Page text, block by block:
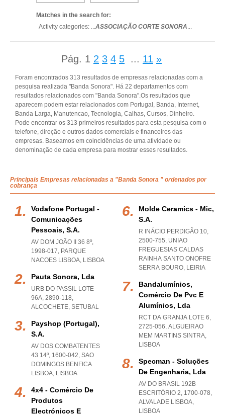
Matches in the search for:
Activity categories: ...ASSOCIAÇÃO CORTE SONORA...
Pág. 1 2 3 4 5 ... 11 »
Foram encontrados 313 resultados de empresas relacionadas com a
pesquisa realizada "Banda Sonora". Há 22 departamentos com
resultados relacionados com "Banda Sonora".Os resultados que
aparecem podem estar relacionados com Portugal, Banda, Internet,
Banda Larga, Manutencao, Tecnologia, Calhas, Cursos, Dinheiro.
Pode encontrar os 313 primeiros resultados para esta pesquisa com o
telefone, direção e outros dados comerciais e financeiros das
empresas. Baseamos em coincidências de uma atividade ou
denominação de cada empresa para mostrar esses resultados.
Principais Empresas relacionadas a "Banda Sonora " ordenados por
cobrança
Vodafone Portugal -
Comunicações
Pessoais, S.a.
AV DOM JOÃO II 36 8º,
1998-017, PARQUE
NACOES LISBOA, LISBOA
Pauta Sonora, Lda
URB DO PASSIL LOTE
96A, 2890-118,
ALCOCHETE, SETUBAL
Payshop (portugal),
S.a.
AV DOS COMBATENTES
43 14º, 1600-042, SAO
DOMINGOS BENFICA
LISBOA, LISBOA
4x4 - Comércio De
Produtos
Electrónicos E
Molde Ceramics - Mic,
S.a.
R INÁCIO PERDIGÃO 10,
2500-755, UNIAO
FREGUESIAS CALDAS
RAINHA SANTO ONOFRE
SERRA BOURO, LEIRIA
Bandalumínios,
Comércio De Pvc E
Alumínios, Lda
RCT DA GRANJA LOTE 6,
2725-056, ALGUEIRAO
MEM MARTINS SINTRA,
LISBOA
Specman - Soluções
De Engenharia, Lda
AV DO BRASIL 192B
ESCRITÓRIO 2, 1700-078,
ALVALADE LISBOA,
LISBOA